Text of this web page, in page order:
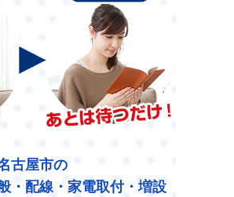
古屋市の
・配線・家電取付・増設